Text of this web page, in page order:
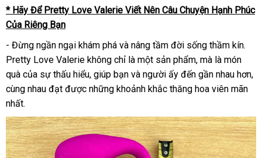
* Hãy Để Pretty Love Valerie Viết Nên Câu Chuyện Hạnh Phúc
Của Riêng Bạn
- Đừng ngần ngại khám phá và nâng tầm đời sống thầm kín.
Pretty Love Valerie không chỉ là một sản phẩm, mà là món
quà của sự thấu hiểu, giúp bạn và người ấy đến gần nhau hơn,
cùng nhau đạt được những khoảnh khắc thăng hoa viên mãn
nhất.